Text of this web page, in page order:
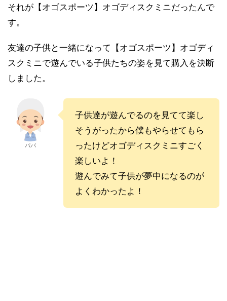
それが 【オゴスポーツ】オゴディスクミニだったんで
す。
友達の子供と一緒になって 【オゴスポーツ】オゴディ
スクミニで遊んでいる子供たちの姿を見て購入を決断
しました。
パパ
子供達が遊んでるのを見てて楽し
そうがったから僕もやらせてもら
ったけどオゴディスクミニすごく
楽しいよ！
遊んでみて子供が夢中になるのが
よくわかったよ！